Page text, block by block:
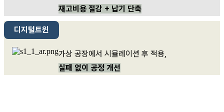
재고비용 절감 + 납기 단축
디지털트윈
가상 공장에서 시뮬레이션 후 적용,
실패 없이 공정 개선